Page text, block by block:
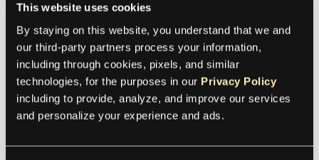
This website uses cookies
By staying on this website, you understand that we and
our third-party partners process your information,
including through cookies, pixels, and similar
technologies, for the purposes in our Privacy Policy
including to provide, analyze, and improve our services
and personalize your experience and ads.
Weltgesundheit zu fördern.
Mehr zur Lenus Fallstudie